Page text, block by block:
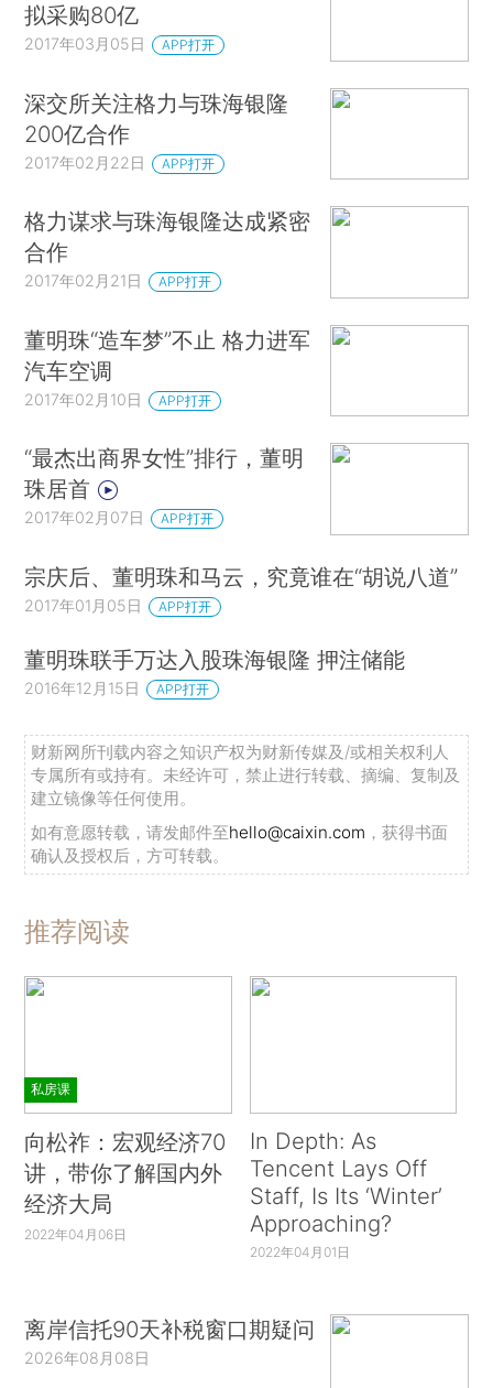
拟采购80亿
2017年03月05日 APP打开
深交所关注格力与珠海银隆
200亿合作
2017年02月22日 APP打开
格力谋求与珠海银隆达成紧密
合作
2017年02月21日 APP打开
董明珠“造车梦”不止 格力进军
汽车空调
2017年02月10日 APP打开
“最杰出商界女性”排行，董明
珠居首
2017年02月07日 APP打开
宗庆后、董明珠和马云，究竟谁在“胡说八道”
2017年01月05日 APP打开
董明珠联手万达入股珠海银隆 押注储能
2016年12月15日 APP打开
财新网所刊载内容之知识产权为财新传媒及/或相关权利人
专属所有或持有。未经许可，禁止进行转载、摘编、复制及
建立镜像等任何使用。
如有意愿转载，请发邮件至hello@caixin.com ，获得书面
确认及授权后，方可转载。
推荐阅读
私房课
向松祚：宏观经济70
讲，带你了解国内外
经济大局
2022年04月06日
In Depth: As
Tencent Lays Off
Staff, Is Its ‘Winter’
Approaching?
2022年04月01日
离岸信托90天补税窗口期疑问
2026年08月08日